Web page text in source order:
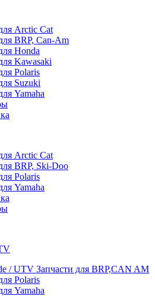
Arctic Cat
BRP, Can-Am
Honda
Kawasaki
Polaris
Suzuki
Yamaha
Arctic Cat
BRP, Ski-Doo
Polaris
Yamaha
/ UTV Запчасти для BRP,CAN AM
Polaris
Yamaha